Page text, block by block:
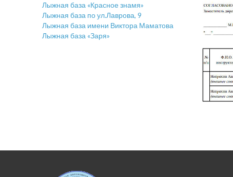
Лыжная база «Красное знамя»
Лыжная база по ул.Лаврова, 9
Лыжная база имени Виктора Маматова
Лыжная база «Заря»